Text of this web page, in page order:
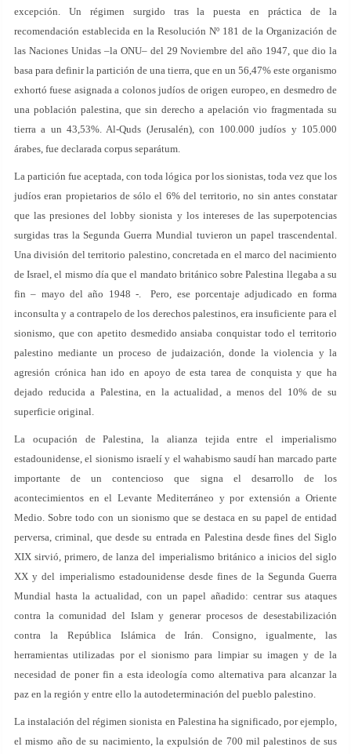
excepción. Un régimen surgido tras la puesta en práctica de la
recomendación establecida en la Resolución Nº 181 de la Organización de
las Naciones Unidas –la ONU– del 29 Noviembre del año 1947, que dio la
basa para definir la partición de una tierra, que en un 56,47% este organismo
exhortó fuese asignada a colonos judíos de origen europeo, en desmedro de
una población palestina, que sin derecho a apelación vio fragmentada su
tierra a un 43,53%. Al-Quds (Jerusalén), con 100.000 judíos y 105.000
árabes, fue declarada corpus separátum.
La partición fue aceptada, con toda lógica por los sionistas, toda vez que los
judíos eran propietarios de sólo el 6% del territorio, no sin antes constatar
que las presiones del lobby sionista y los intereses de las superpotencias
surgidas tras la Segunda Guerra Mundial tuvieron un papel trascendental.
Una división del territorio palestino, concretada en el marco del nacimiento
de Israel, el mismo día que el mandato británico sobre Palestina llegaba a su
fin – mayo del año 1948 -. Pero, ese porcentaje adjudicado en forma
inconsulta y a contrapelo de los derechos palestinos, era insuficiente para el
sionismo, que con apetito desmedido ansiaba conquistar todo el territorio
palestino mediante un proceso de judaización, donde la violencia y la
agresión crónica han ido en apoyo de esta tarea de conquista y que ha
dejado reducida a Palestina, en la actualidad, a menos del 10% de su
superficie original.
La ocupación de Palestina, la alianza tejida entre el imperialismo
estadounidense, el sionismo israelí y el wahabismo saudí han marcado parte
importante de un contencioso que signa el desarrollo de los
acontecimientos en el Levante Mediterráneo y por extensión a Oriente
Medio. Sobre todo con un sionismo que se destaca en su papel de entidad
perversa, criminal, que desde su entrada en Palestina desde fines del Siglo
XIX sirvió, primero, de lanza del imperialismo británico a inicios del siglo
XX y del imperialismo estadounidense desde fines de la Segunda Guerra
Mundial hasta la actualidad, con un papel añadido: centrar sus ataques
contra la comunidad del Islam y generar procesos de desestabilización
contra la República Islámica de Irán. Consigno, igualmente, las
herramientas utilizadas por el sionismo para limpiar su imagen y de la
necesidad de poner fin a esta ideología como alternativa para alcanzar la
paz en la región y entre ello la autodeterminación del pueblo palestino.
La instalación del régimen sionista en Palestina ha significado, por ejemplo,
el mismo año de su nacimiento, la expulsión de 700 mil palestinos de sus